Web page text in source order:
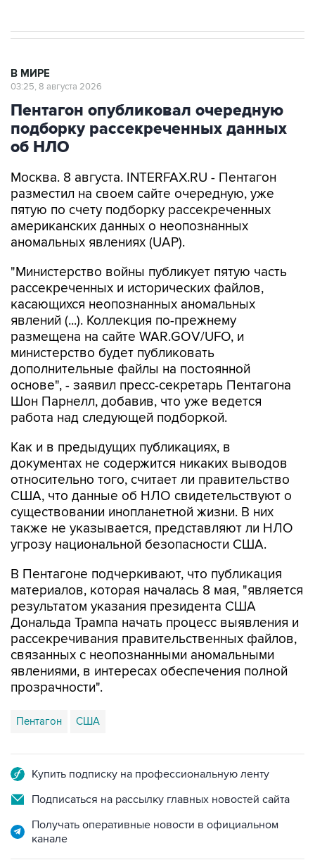
В МИРЕ
03:25, 8 августа 2026
Пентагон опубликовал очередную
подборку рассекреченных данных
об НЛО
Москва. 8 августа. INTERFAX.RU - Пентагон
разместил на своем сайте очередную, уже
пятую по счету подборку рассекреченных
американских данных о неопознанных
аномальных явлениях (UAP).
"Министерство войны публикует пятую часть
рассекреченных и исторических файлов,
касающихся неопознанных аномальных
явлений (...). Коллекция по-прежнему
размещена на сайте WAR.GOV/UFO, и
министерство будет публиковать
дополнительные файлы на постоянной
основе", - заявил пресс-секретарь Пентагона
Шон Парнелл, добавив, что уже ведется
работа над следующей подборкой.
Как и в предыдущих публикациях, в
документах не содержится никаких выводов
относительно того, считает ли правительство
США, что данные об НЛО свидетельствуют о
существовании инопланетной жизни. В них
также не указывается, представляют ли НЛО
угрозу национальной безопасности США.
В Пентагоне подчеркивают, что публикация
материалов, которая началась 8 мая, "является
результатом указания президента США
Дональда Трампа начать процесс выявления и
рассекречивания правительственных файлов,
связанных с неопознанными аномальными
явлениями, в интересах обеспечения полной
прозрачности".
Пентагон США
Купить подписку на профессиональную ленту
Подписаться на рассылку главных новостей сайта
Получать оперативные новости в официальном
канале